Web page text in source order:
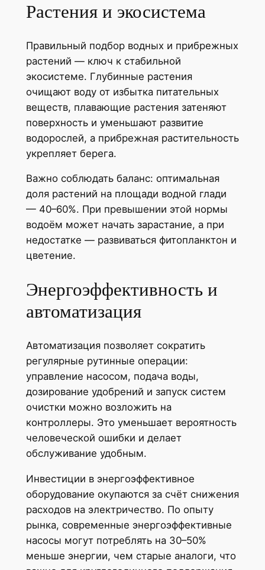
Растения и экосистема
Правильный подбор водных и прибрежных
растений — ключ к стабильной
экосистеме. Глубинные растения
очищают воду от избытка питательных
веществ, плавающие растения затеняют
поверхность и уменьшают развитие
водорослей, а прибрежная растительность
укрепляет берега.
Важно соблюдать баланс: оптимальная
доля растений на площади водной глади
— 40–60%. При превышении этой нормы
водоём может начать зарастание, а при
недостатке — развиваться фитопланктон и
цветение.
Энергоэффективность и
автоматизация
Автоматизация позволяет сократить
регулярные рутинные операции:
управление насосом, подача воды,
дозирование удобрений и запуск систем
очистки можно возложить на
контроллеры. Это уменьшает вероятность
человеческой ошибки и делает
обслуживание удобным.
Инвестиции в энергоэффективное
оборудование окупаются за счёт снижения
расходов на электричество. По опыту
рынка, современные энергоэффективные
насосы могут потреблять на 30–50%
меньше энергии, чем старые аналоги, что